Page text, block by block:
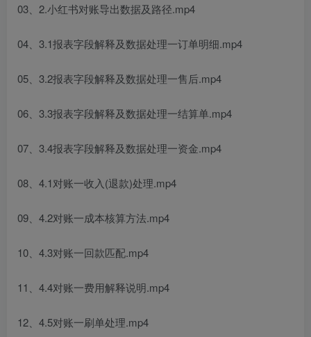
03、2.小红书对账导出数据及路径.mp4
04、3.1报表字段解释及数据处理一订单明细.mp4
05、3.2报表字段解释及数据处理一售后.mp4
06、3.3报表字段解释及数据处理一结算单.mp4
07、3.4报表字段解释及数据处理一资金.mp4
08、4.1对账一收入(退款)处理.mp4
09、4.2对账一成本核算方法.mp4
10、4.3对账一回款匹配.mp4
11、4.4对账一费用解释说明.mp4
12、4.5对账一刷单处理.mp4